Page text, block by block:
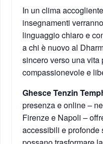
In un clima
insegnamenti
linguaggio chiaro e
a chi è nuovo al
sincero verso una vita
compassionevole e
Ghesce Tenzin
presenza e online –
Firenze e Napoli –
accessibili e profonde